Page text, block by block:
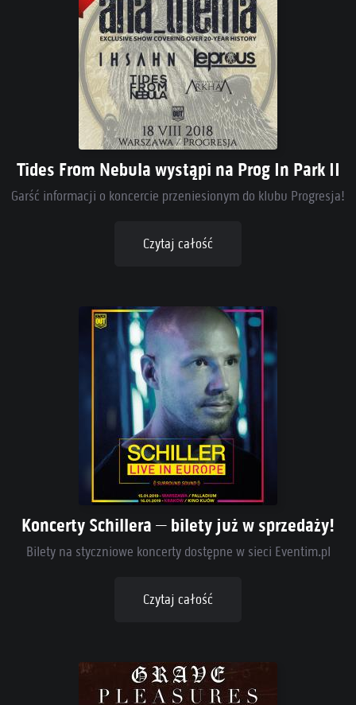
Tides From Nebula wystąpi na Prog In Park II
Garść informacji o koncercie przeniesionym do klubu Progresja!
Czytaj całość
Koncerty Schillera – bilety już w sprzedaży!
Bilety na styczniowe koncerty dostępne w sieci Eventim.pl
Czytaj całość